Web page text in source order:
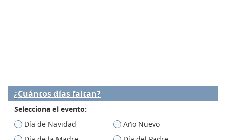
¿Cuántos días faltan?
Selecciona el evento:
Día de Navidad
Año Nuevo